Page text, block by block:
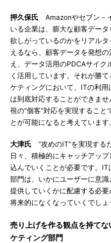
押久保氏 Amazonやセブン－
いる企業は、膨大な顧客デー
欲しがっているのかをリアル
えるなら、顧客データを発想
え、データ活用のPDCAサイク
く活用しています。それが勝
ケティングにおいて、ITの利
は到底対応することができま
視の“個客”対応を実現すること
とが可能になると考えています
大津氏 “攻めのIT”を実現する
日々、積極的にキャッチアッ
込んでいくことが必要です。
部門は、いかにユーザーに意
提供していくかに配慮する必
将来的になくなっていくでしょ
売り上げを作る観点を持て
ケティング部門